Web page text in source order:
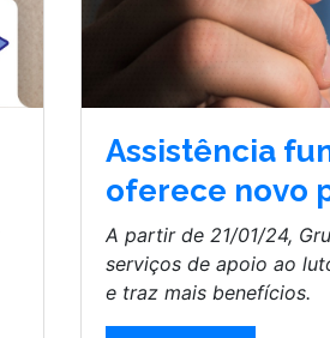
Assistência
oferece novo
A partir de 21/01/24,
serviços de apoio ao
e traz mais benefícios.